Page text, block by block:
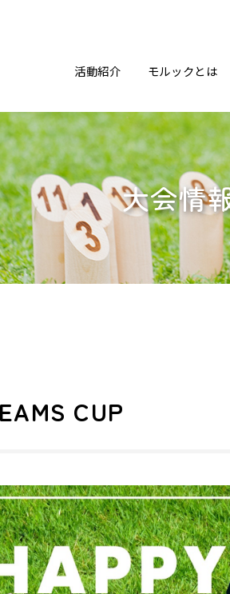
活動紹介 モルックとは
大会情
CUP